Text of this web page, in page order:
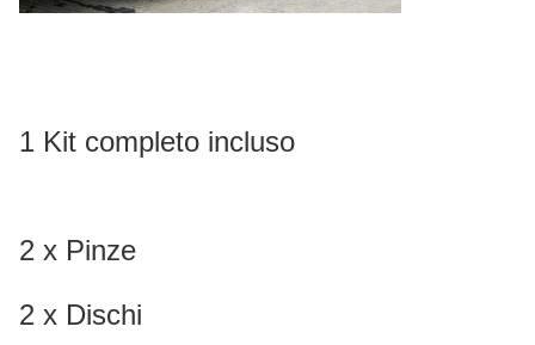
1 Kit completo incluso
2 x Pinze
2 x Dischi